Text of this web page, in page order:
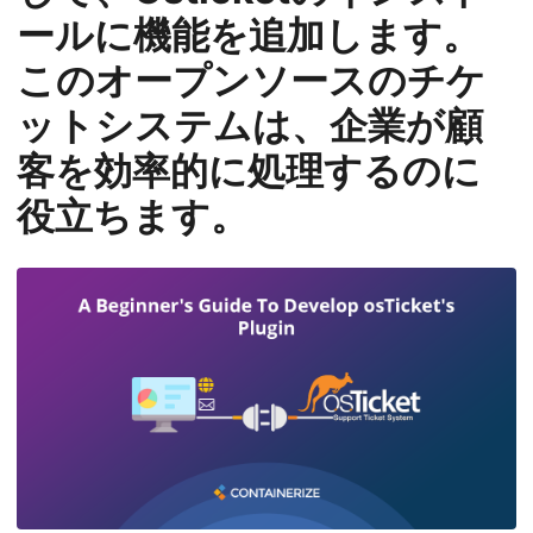
n
ールに機能を追加します。
このオープンソースのチケ
ットシステムは、企業が顧
客を効率的に処理するのに
役立ちます。